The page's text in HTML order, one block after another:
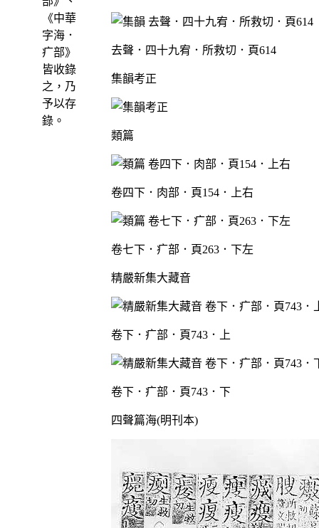
《中華
字海．
疒部》
皆收錄
之，乃
予以存
錄。
去聲．四十九宥．所救切．頁614
集韻考正
類篇
卷四下．肉部．頁154．上右
卷七下．疒部．頁263．下左
精嚴新集大藏音
卷下．疒部．頁743．上
卷下．疒部．頁743．下
四聲篇海(明刊本)